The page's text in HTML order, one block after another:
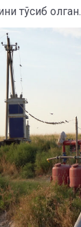
тўсиб олган.